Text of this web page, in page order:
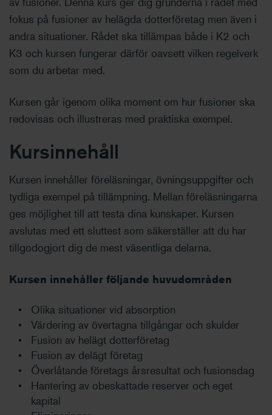
fokus på fusioner av helägda dotterföretag men även i
andra situationer. Rådet ska tillämpas både i K2 och
K3 och kursen fungerar därför oavsett vilken regelverk
som du arbetar med.
Kursen går igenom olika moment om hur fusioner ska
redovisas och illustreras med praktiska exempel.
Kursinnehåll
Kursen innehåller föreläsningar, övningsuppgifter och
tydliga exempel på tillämpning. Mellan föreläsningarna
ges möjlighet till att testa dina kunskaper. Kursen
avslutas med ett sluttest som säkerställer att du har
tillgodogjort dig de mest väsentliga delarna.
Kursen innehåller följande huvudområden
Olika situationer vid absorption
Värdering av övertagna tillgångar och skulder
Fusion av helägt dotterföretag
Fusion av delägt företag
Överlåtande företags årsresultat och fusionsdag
Hantering av obeskattade reserver och eget
kapital